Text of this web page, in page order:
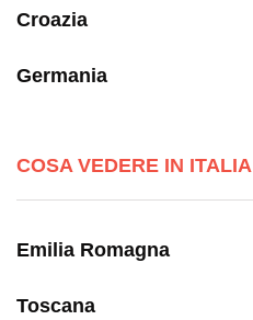
Croazia
Germania
COSA VEDERE IN ITALIA
Emilia Romagna
Toscana